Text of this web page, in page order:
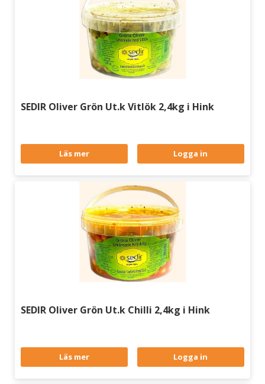
SEDIR Oliver Grön Ut.k Vitlök 2,4kg i Hink
Läs mer Logga in
SEDIR Oliver Grön Ut.k Chilli 2,4kg i Hink
Läs mer Logga in